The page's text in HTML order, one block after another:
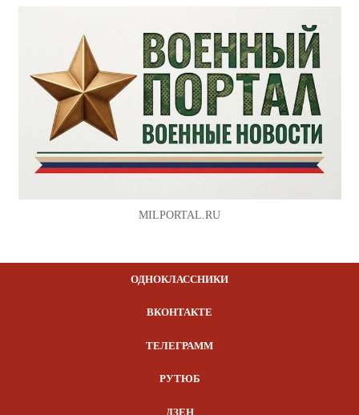
MILPORTAL.RU
ОДНОКЛАССНИКИ
ВКОНТАКТЕ
ТЕЛЕГРАММ
РУТЮБ
ДЗЕН